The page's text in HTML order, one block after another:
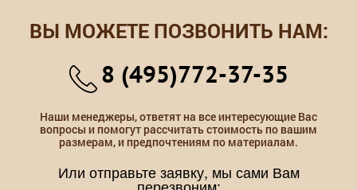
ВЫ МОЖЕТЕ ПОЗВОНИТЬ НАМ:
8 (495)772-37-35
Наши менеджеры, ответят на все интересующие Вас
вопросы и помогут рассчитать стоимость по вашим
размерам, и предпочтениям по материалам.
Или отправьте заявку, мы сами Вам
перезвоним: